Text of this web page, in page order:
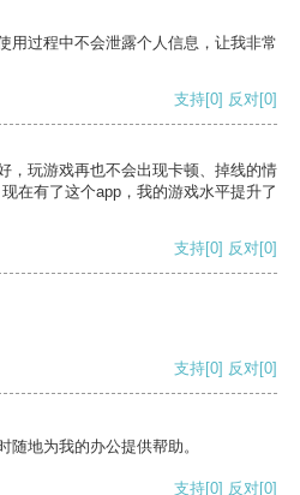
用过程中不会泄露个人信息，让我非常
支持[0] 反对[0]
，玩游戏再也不会出现卡顿、掉线的情
在有了这个app，我的游戏水平提升了
支持[0] 反对[0]
支持[0] 反对[0]
随地为我的办公提供帮助。
支持[0] 反对[0]